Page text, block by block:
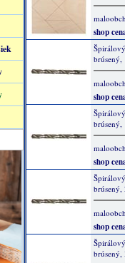
shop
brúsený,
shop
brúsený,
shop
shop